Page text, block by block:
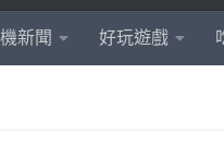
新聞 好玩遊戲